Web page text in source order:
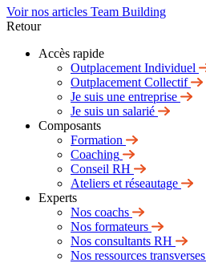
Voir nos articles Team Building
Retour
Accès rapide
Outplacement Individuel
Outplacement Collectif
Je suis une entreprise
Je suis un salarié
Composants
Formation
Coaching
Conseil RH
Ateliers et réseautage
Experts
Nos coachs
Nos formateurs
Nos consultants RH
Nos ressources transverses